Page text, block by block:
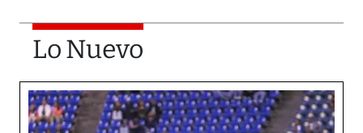
Lo Nuevo